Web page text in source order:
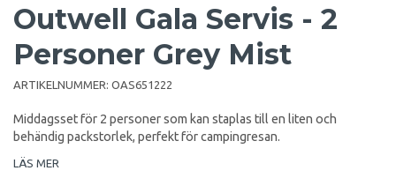
Outwell Gala Servis - 2
Personer Grey Mist
ARTIKELNUMMER: OAS651222
Middagsset för 2 personer som kan staplas till en liten och
behändig packstorlek, perfekt för campingresan.
LÄS MER